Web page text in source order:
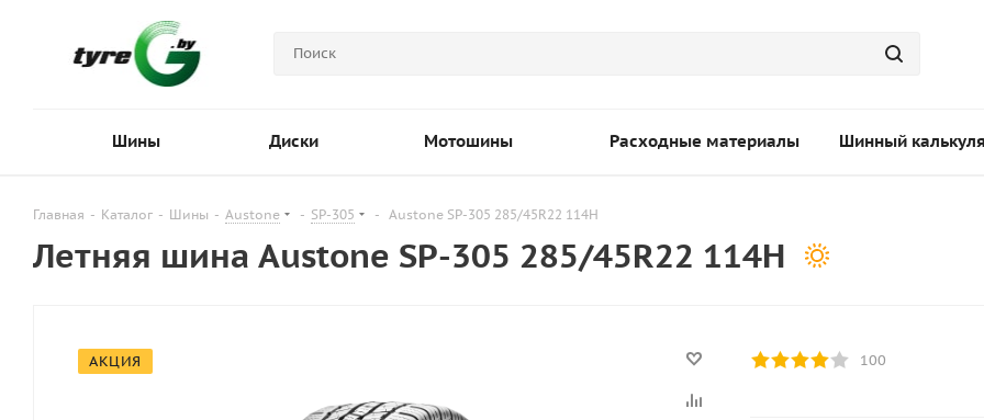
Шины Диски Мотошины Расходные материалы Шинный
Главная - Каталог - Шины - Austone - SP-305 - Austone SP-305 285/45R22 114H
Летняя шина Austone SP-305 285/45R22 114H
АКЦИЯ 100